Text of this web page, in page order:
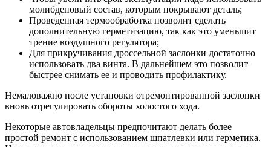
молибденовый состав, которым покрывают деталь;
Проведенная термообработка позволит сделать
дополнительную герметизацию, так как это уменьшит
трение воздушного регулятора;
Для прикручивания дроссельной заслонки достаточно
использовать два винта. В дальнейшем это позволит
быстрее снимать ее и проводить профилактику.
Немаловажно после установки отремонтированной заслонки
вновь отрегулировать обороты холостого хода.
Некоторые автовладельцы предпочитают делать более
простой ремонт с использованием шпатлевки или герметика.